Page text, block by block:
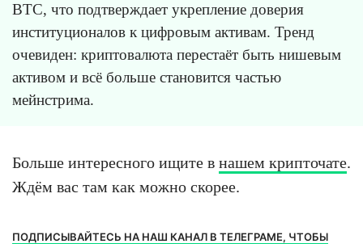
BTC, что подтверждает укрепление доверия
институционалов к цифровым активам. Тренд
очевиден: криптовалюта перестаёт быть нишевым
активом и всё больше становится частью
мейнстрима.
Больше интересного ищите в нашем крипточате.
Ждём вас там как можно скорее.
ПОДПИСЫВАЙТЕСЬ НА НАШ КАНАЛ В ТЕЛЕГРАМЕ, ЧТОБЫ